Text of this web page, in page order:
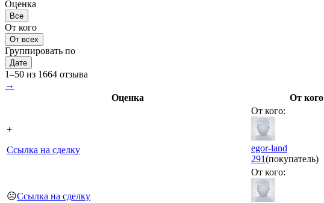
Оценка
Все
От кого
От всех
Группировать по
Дате
1–50 из 1664 отзыва
→
Оценка
От кого
+
Ссылка на сделку
От кого:
egor-land
291(покупатель)
☹️Ссылка на сделку
От кого: